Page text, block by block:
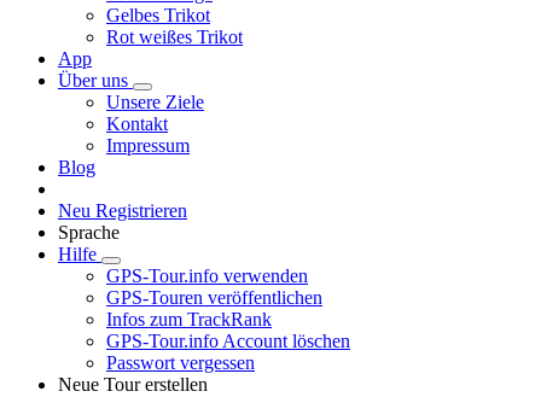
Gelbes Trikot
Rot weißes Trikot
App
Über uns
Unsere Ziele
Kontakt
Impressum
Blog
Neu Registrieren
Sprache
Hilfe
GPS-Tour.info verwenden
GPS-Touren veröffentlichen
Infos zum TrackRank
GPS-Tour.info Account löschen
Passwort vergessen
Neue Tour erstellen